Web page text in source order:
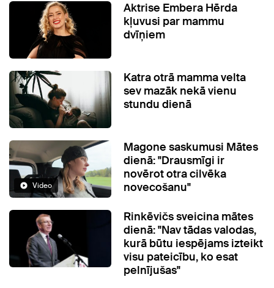
Aktrise Embera Hērda
kļuvusi par mammu
dvīņiem
Katra otrā mamma velta
sev mazāk nekā vienu
stundu dienā
Video
Magone saskumusi Mātes
dienā: "Drausmīgi ir
novērot otra cilvēka
novecošanu"
Rinkēvičs sveicina mātes
dienā: "Nav tādas valodas,
kurā būtu iespējams izteikt
visu pateicību, ko esat
pelnījušas"